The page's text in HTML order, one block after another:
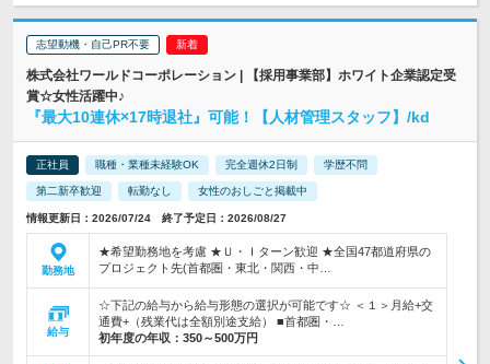
志望動機・自己PR不要
株式会社ワールドコーポレーション | 【採用事業部】ホワイト企業認定受
賞☆女性活躍中♪
『最大10連休×17時退社』可能！【人材管理スタッフ】/kd
正社員 職種・業種未経験OK 完全週休2日制 学歴不問
第二新卒歓迎 転勤なし 女性のおしごと掲載中
情報更新日：2026/07/24 終了予定日：2026/08/27
勤務地
★希望勤務地を考慮 ★Ｕ・Ｉターン歓迎 ★全国47都道府県の
プロジェクト先(首都圏・東北・関西・中…
給与
☆下記の給与から給与形態の選択が可能です☆ ＜１＞月給+交
通費+（残業代は全額別途支給） ■首都圏・…
初年度の年収： 350～500万円